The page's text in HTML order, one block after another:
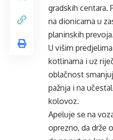
gradskih centara.
na dionicama u
planinskih prevoja.
U višim
kotlinama i uz
oblačnost
pažnja i na
kolovoz.
Apeluje se na
oprezno, da drže